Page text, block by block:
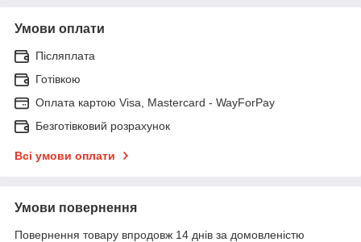
Умови оплати
Післяплата
Готівкою
Оплата картою Visa, Mastercard - WayForPay
Безготівковий розрахунок
Всі умови оплати
Умови повернення
Повернення товару впродовж 14 днів за домовленістю